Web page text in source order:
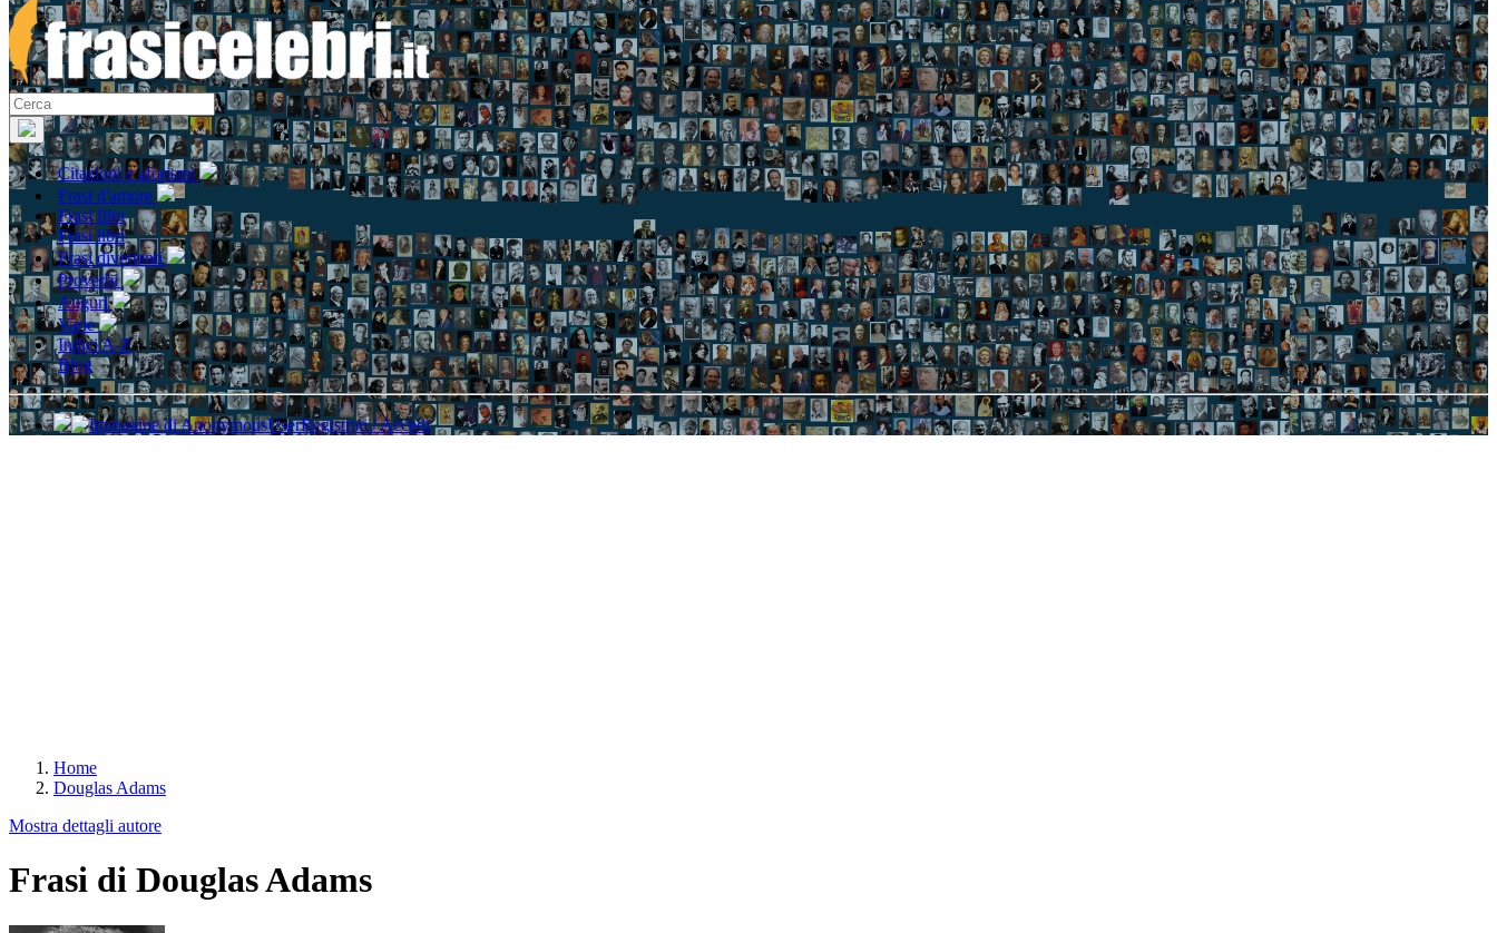
Citazioni e aforismi
Frasi d'amore
Frasi film
Frasi libri
Frasi divertenti
Proverbi
Auguri
Varie
Indici A-Z
Blog
Registrati / Accedi
Home
Douglas Adams
Mostra dettagli autore
Frasi di Douglas Adams